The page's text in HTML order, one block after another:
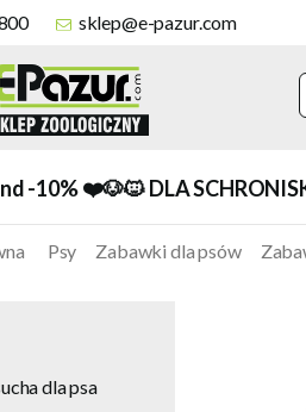
sklep@e-pazur.com
-10% ❤️🐶🐱 DLA
Psy Zabawki dla psów
dla psa